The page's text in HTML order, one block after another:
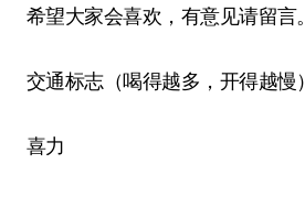
希望大家会喜欢，有意见请留言。
交通标志（喝得越多，开得越慢）
喜力